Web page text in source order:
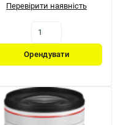
Перевірити наявність
Орендувати